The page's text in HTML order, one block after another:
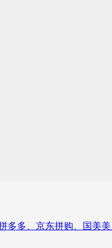
多多、京东拼购、国